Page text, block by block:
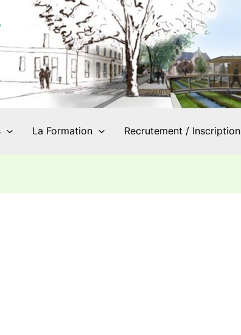
La Formation Recrutement / Inscription